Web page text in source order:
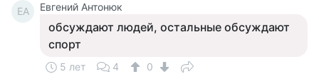
ЕА Евгений Антонюк
обсуждают людей, остальные обсуждают
спорт
5 лет 4 0